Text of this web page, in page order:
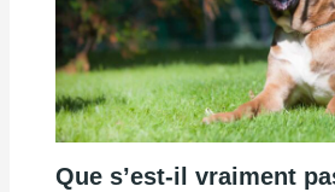
Que s’est-il vraiment